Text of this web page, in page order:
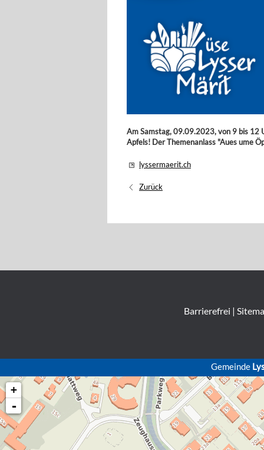
Am Samstag, 09.09.2023, von 9 bis 12
Apfels! Der Themenanlass "Aues ume
lyssermaerit.ch
Zurück
Barrierefrei |
Gemeinde